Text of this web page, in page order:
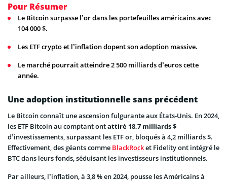
Pour Résumer
Le Bitcoin surpasse l’or dans les portefeuilles américains avec
104 000 $.
Les ETF crypto et l’inflation dopent son adoption massive.
Le marché pourrait atteindre 2 500 milliards d’euros cette
année.
Une adoption institutionnelle sans précédent
Le Bitcoin connaît une ascension fulgurante aux États-Unis. En 2024,
les ETF Bitcoin au comptant ontattiré 18,7 milliards $
d’investissements, surpassant les ETF or, bloqués à 4,2 milliards $.
Effectivement, des géants comme BlackRocket Fidelity ont intégré le
BTC dans leurs fonds, séduisant les investisseurs institutionnels.
Par ailleurs, l’inflation, à 3,8 % en 2024, pousse les Américains à